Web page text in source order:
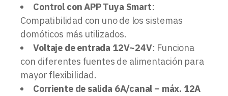
Control con APP Tuya Smart:
Compatibilidad con uno de los sistemas
domóticos más utilizados.
Voltaje de entrada 12V~24V: Funciona
con diferentes fuentes de alimentación para
mayor flexibilidad.
Corriente de salida 6A/canal – máx. 12A